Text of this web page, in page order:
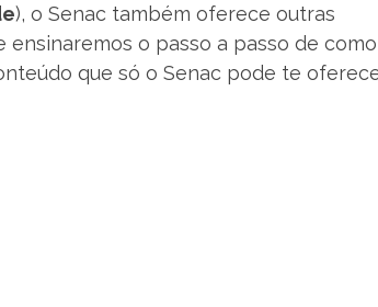
), o Senac também oferece outras
o passo a passo de como
que só o Senac pode te